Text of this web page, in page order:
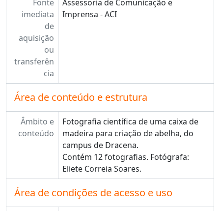
Fonte
imediata
de
aquisição
ou
transferên
cia
Assessoria de Comunicação e
Imprensa - ACI
Área de conteúdo e estrutura
Âmbito e
conteúdo
Fotografia científica de uma caixa de
madeira para criação de abelha, do
campus de Dracena.
Contém 12 fotografias. Fotógrafa:
Eliete Correia Soares.
Área de condições de acesso e uso